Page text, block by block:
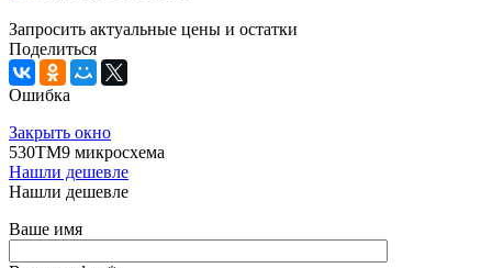
Запросить актуальные цены и остатки
Поделиться
Ошибка
Закрыть окно
530ТМ9 микросхема
Нашли дешевле
Нашли дешевле
Ваше имя